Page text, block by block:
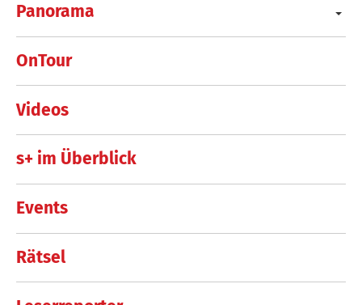
Panorama
OnTour
Videos
s+ im Überblick
Events
Rätsel